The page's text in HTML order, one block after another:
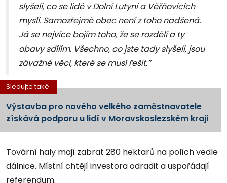
slyšeli, co se lidé v Dolní Lutyni a Věřňovicích
myslí. Samozřejmě obec není z toho nadšená.
Já se nejvíce bojím toho, že se rozdělí a ty
obavy sdílím. Všechno, co jste tady slyšeli, jsou
závažné věci, které se musí řešit.”
Sledujte také
Výstavba pro nového velkého zaměstnavatele
získává podporu u lidí v Moravskoslezském kraji
Tovární haly mají zabrat 280 hektarů na polích vedle
dálnice. Místní chtějí investora odradit a uspořádají
referendum.